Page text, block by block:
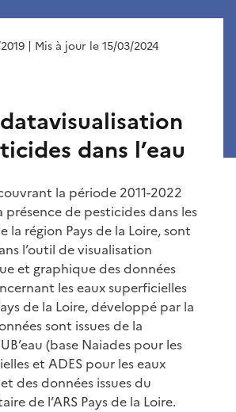
| Mis à jour le 15/03/2024
dans l’eau
la période 2011-2022
de pesticides dans les
la région Pays de la Loire, sont
l’outil de visualisation
et graphique des données
les eaux superficielles
de la Loire, développé par la
sont issues de la
(base Naiades pour les
et ADES pour les eaux
des données issues du
de l’ARS Pays de la Loire.